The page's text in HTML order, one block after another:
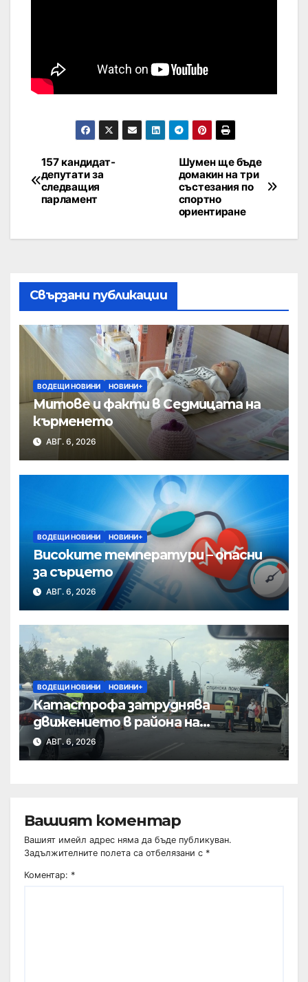
Шумен ще бъде
домакин на три
състезания по
спортно
ориентиране
157 кандидат-
депутати за
следващия
парламент
Свързани публикации
ВОДЕЩИ НОВИНИ НОВИНИ+
Митове и факти в Седмицата на
кърменето
АВГ. 6, 2026
ВОДЕЩИ НОВИНИ НОВИНИ+
Високите температури – опасни
за сърцето
АВГ. 6, 2026
ВОДЕЩИ НОВИНИ НОВИНИ+
Катастрофа затруднява
движението в района на
Хиподрума
АВГ. 6, 2026
Вашият коментар
Вашият имейл адрес няма да бъде публикуван.
Задължителните полета са отбелязани с *
Коментар: *